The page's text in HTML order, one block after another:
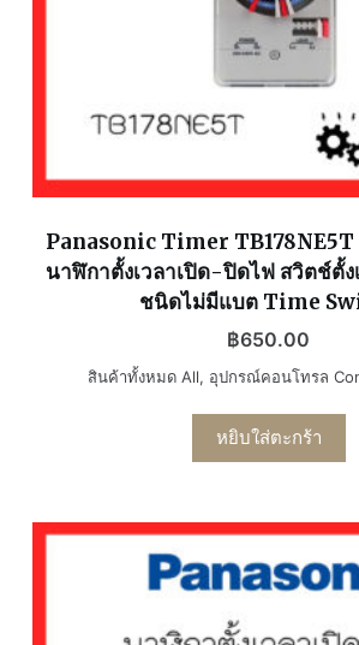
Panasonic Timer TB178NE5T
นาฬิกาตั้งเวลาเปิด-ปิดไฟ สวิตช์ตั้ง
ชนิดไม่มีแบต Time
฿650.00
สินค้าทั้งหมด All, อุปกรณ์คอนโทรล
หยิบใส่ตะกร้า